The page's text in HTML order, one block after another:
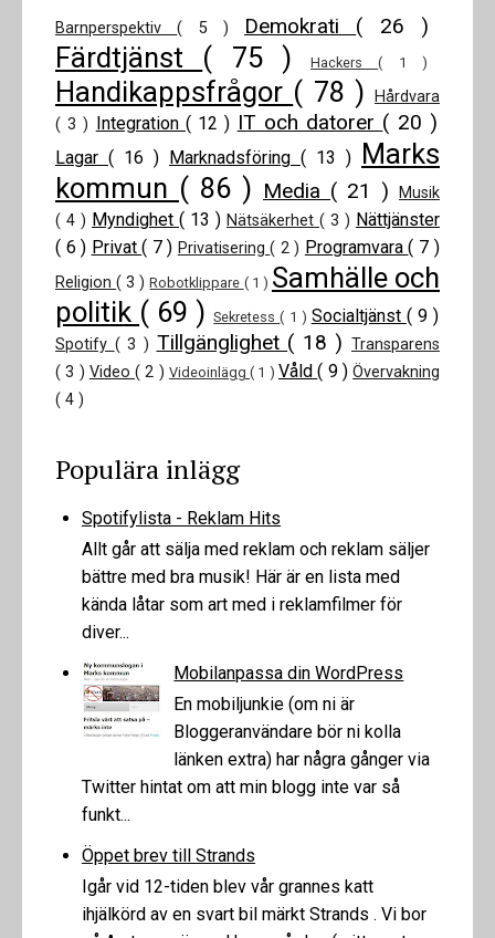
Barnperspektiv( 5 ) Demokrati ( 26 )
Färdtjänst ( 75 ) Hackers( 1 )
Handikappsfrågor ( 78 )
Hårdvara
( 3 )
Integration ( 12 ) IT och datorer ( 20 )
Lagar ( 16 ) Marknadsföring ( 13 ) Marks
kommun ( 86 ) Media ( 21 )
Musik
( 4 ) Myndighet ( 13 ) Nätsäkerhet ( 3 ) Nättjänster
( 6 ) Privat( 7 ) Privatisering( 2 ) Programvara( 7 )
Religion( 3 )Robotklippare ( 1 ) Samhälle och
politik ( 69 )Sekretess( 1 ) Socialtjänst ( 9 )
Spotify ( 3 ) Tillgänglighet ( 18 ) Transparens
( 3 ) Video( 2 ) Videoinlägg( 1 ) Våld( 9 )Övervakning
( 4 )
Populära inlägg
Spotifylista - Reklam Hits
Allt går att sälja med reklam och reklam säljer
bättre med bra musik! Här är en lista med
kända låtar som art med i reklamfilmer för
diver...
Mobilanpassa din WordPress
En mobiljunkie (om ni är
Bloggeranvändare bör ni kolla
länken extra) har några gånger via
Twitter hintat om att min blogg inte var så
funkt...
Öppet brev till Strands
Igår vid 12-tiden blev vår grannes katt
ihjälkörd av en svart bil märkt Strands . Vi bor